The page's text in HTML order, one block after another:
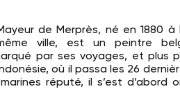
de Merprès, né en 1880
ville, est un peintre
par ses voyages, et plus
où il passa les 26
réputé, il s’est d’abord